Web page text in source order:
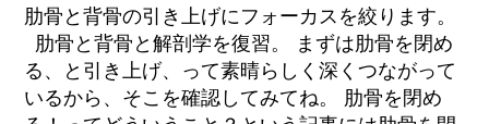
肋骨と背骨の引き上げにフォーカスを絞ります。
肋骨と背骨と解剖学を復習。 まずは肋骨を閉め
る、と引き上げ、って素晴らしく深くつながって
いるから、そこを確認してみてね。 肋骨を閉め